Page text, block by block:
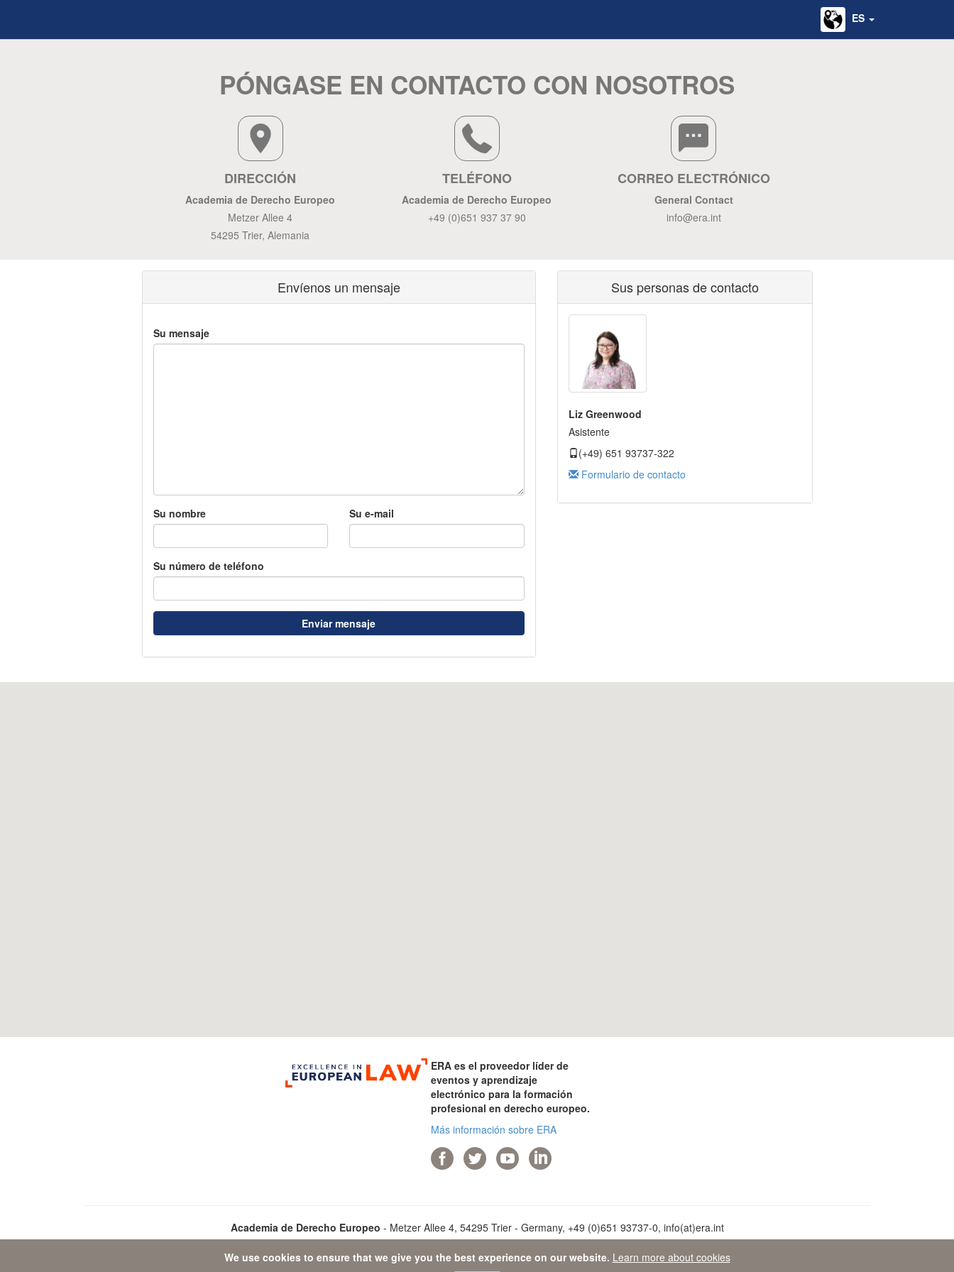
ES
PÓNGASE EN CONTACTO CON NOSOTROS
DIRECCIÓN
Academia de Derecho Europeo
Metzer Allee 4
54295 Trier, Alemania
TELÉFONO
Academia de Derecho Europeo
+49 (0)651 937 37 90
CORREO ELECTRÓNICO
General Contact
info@era.int
Envíenos un mensaje
Su mensaje
Su nombre Su e-mail
Su número de teléfono
Enviar mensaje
Sus personas de contacto
Liz Greenwood
Asistente
(+49) 651 93737-322
Formulario de contacto
We use cookies to ensure that we give you the best experience on our website. Learn more about cookies
ERA es el proveedor líder de
eventos y aprendizaje
electrónico para la formación
profesional en derecho europeo.
Más información sobre ERA
Academia de Derecho Europeo - Metzer Allee 4, 54295 Trier - Germany, +49 (0)651 93737-0, info(at)era.int